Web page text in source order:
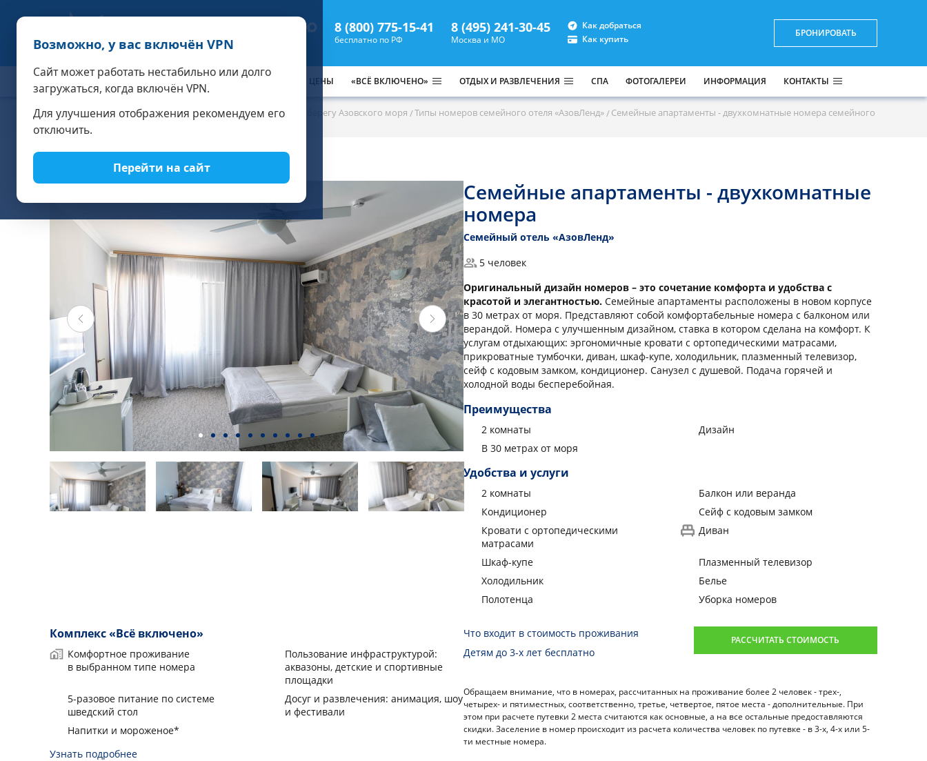
Возможно, у вас включён VPN
Сайт может работать нестабильно или долго
загружаться, когда включён VPN.
Для улучшения отображения рекомендуем его
отключить.
Перейти на сайт
8 (800) 775-15-41
бесплатно по РФ
8 (495) 241-30-45
Москва и МО
Как добраться
Как купить
БРОНИРОВАТЬ
АКЦИИ НОМЕРА И ЦЕНЫ «ВСЁ ВКЛЮЧЕНО» ОТДЫХ И РАЗВЛЕЧЕНИЯ СПА ФОТОГАЛЕРЕИ ИНФОРМАЦИЯ КОНТАКТЫ
Главная АзовЛенд - отель для семейного отдыха на самом берегу Азовского моря Типы номеров семейного отеля «АзовЛенд» Семейные апартаменты - двухкомнатные номера семейного
отеля «АЗОВЛЕНД»
Семейные апартаменты - двухкомнатные
номера
Семейный отель «АзовЛенд»
5 человек
Оригинальный дизайн номеров – это сочетание комфорта и удобства с
красотой и элегантностью. Семейные апартаменты расположены в новом корпусе
в 30 метрах от моря. Представляют собой комфортабельные номера с балконом или
верандой. Номера с улучшенным дизайном, ставка в котором сделана на комфорт. К
услугам отдыхающих: эргономичные кровати с ортопедическими матрасами,
прикроватные тумбочки, диван, шкаф-купе, холодильник, плазменный телевизор,
сейф с кодовым замком, кондиционер. Санузел с душевой. Подача горячей и
холодной воды бесперебойная.
Преимущества
2 комнаты
Дизайн
В 30 метрах от моря
Удобства и услуги
2 комнаты
Балкон или веранда
Кондиционер
Сейф с кодовым замком
Кровати с ортопедическими
матрасами
Диван
Шкаф-купе
Плазменный телевизор
Холодильник
Белье
Полотенца
Уборка номеров
Комплекс «Всё включено»
Комфортное проживание
в выбранном типе номера
Пользование инфраструктурой:
аквазоны, детские и спортивные
площадки
5-разовое питание по системе
шведский стол
Досуг и развлечения: анимация, шоу
и фестивали
Напитки и мороженое*
Узнать подробнее
Что входит в стоимость проживания
Детям до 3-х лет бесплатно
РАССЧИТАТЬ СТОИМОСТЬ
Обращаем внимание, что в номерах, рассчитанных на проживание более 2 человек - трех-,
четырех- и пятиместных, соответственно, третье, четвертое, пятое места - дополнительные. При
этом при расчете путевки 2 места считаются как основные, а на все остальные предоставляются
скидки. Заселение в номер происходит из расчета количества человек по путевке - в 3-х, 4-х или 5-
ти местные номера.